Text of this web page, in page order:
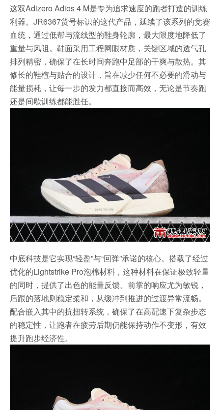
这双Adizero Adios 4 M是专为追求速度的跑者打造的训练
利器。JR6367货号标识的这代产品，延续了该系列的竞赛
血统，通过低帮与流线型的鞋身轮廓，最大限度地降低了
重量与风阻。鞋面采用工程网眼材质，关键区域的透气孔
排列精密，确保了在长时间奔跑中足部的干爽与散热。其
修长的鞋楦与贴合的设计，旨在减少任何不必要的滑动与
能量损耗，让每一步的发力都直接而高效，无论是节奏跑
还是间歇训练都能胜任。
中底科技是它实现“轻盈”与“回弹”承诺的核心。搭载了经过
优化的Lightstrike Pro泡棉材料，这种材料在保证极致轻量
的同时，提供了出色的能量反馈。前掌的响应尤为敏锐，
后跟的落地则稳定柔和，从缓冲到推进的过渡异常流畅。
配合嵌入其中的抗扭转系统，确保了在高配速下复杂步态
的稳定性，让跑者在疲劳后期仍能保持动作不变形，有效
提升跑步经济性。